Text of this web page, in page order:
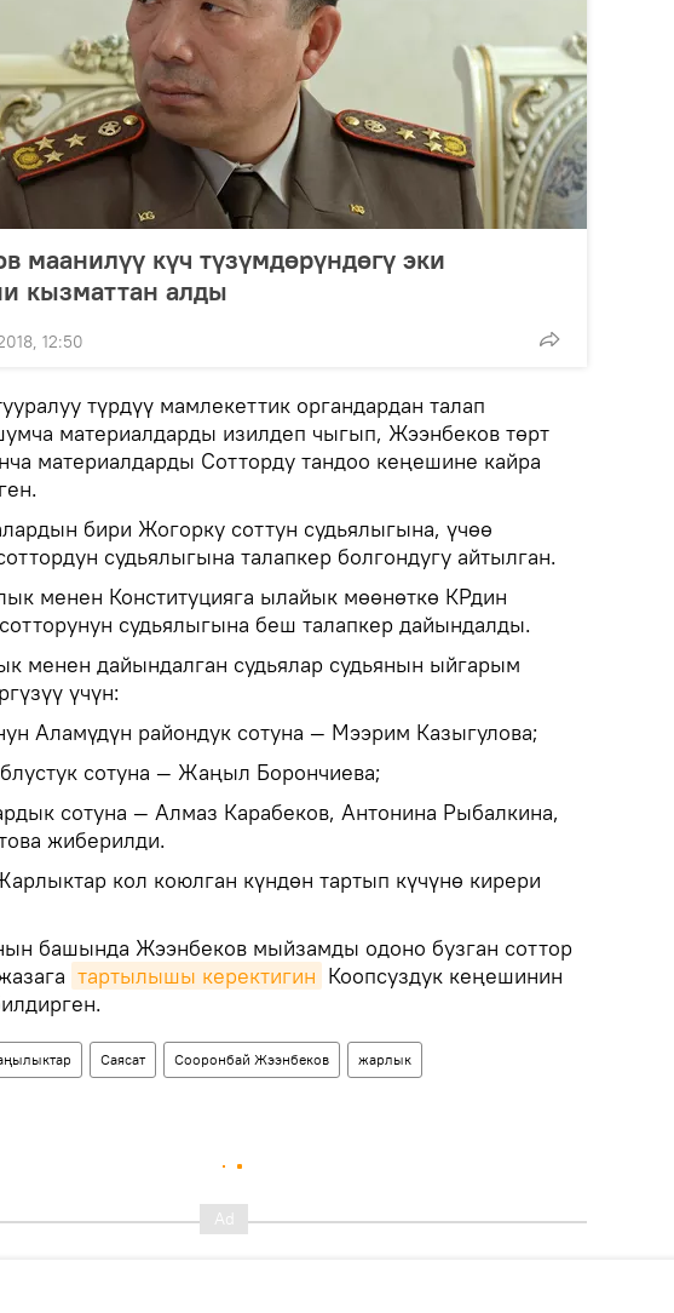
маанилүү күч түзүмдөрүндөгү эки
кызматтан алды
12:50
түрдүү мамлекеттик органдардан талап
материалдарды изилдеп чыгып, Жээнбеков төрт
материалдарды Сотторду тандоо кеңешине кайра
бири Жогорку соттун судьялыгына, үчөө
судьялыгына талапкер болгондугу айтылган.
менен Конституцияга ылайык мөөнөткө КРдин
судьялыгына беш талапкер дайындалды.
менен дайындалган судьялар судьянын ыйгарым
үчүн:
Аламүдүн райондук сотуна — Мээрим Казыгулова;
сотуна — Жаңыл Борончиева;
сотуна — Алмаз Карабеков, Антонина Рыбалкина,
жиберилди.
кол коюлган күндөн тартып күчүнө кирери
башында Жээнбеков мыйзамды одоно бузган соттор
тартылышы керектигин Коопсуздук кеңешинин
Саясат Сооронбай Жээнбеков жарлык